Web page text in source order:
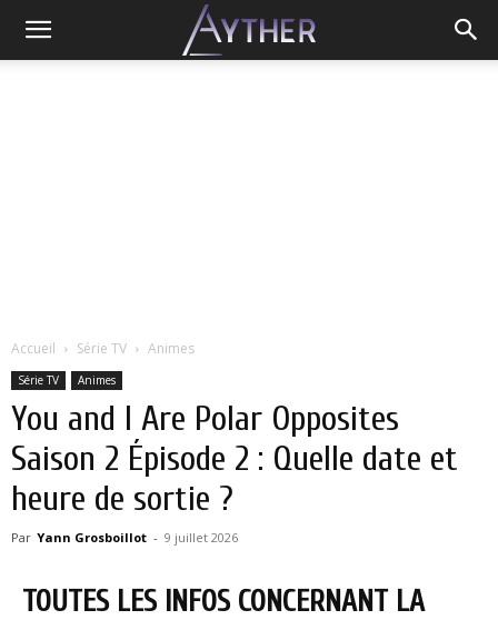
Accueil Série TV Animes
Série TV Animes
You and I Are Polar Opposites
Saison 2 Épisode 2 : Quelle date et
heure de sortie ?
Par Yann Grosboillot - 9 juillet 2026
TOUTES LES INFOS CONCERNANT LA